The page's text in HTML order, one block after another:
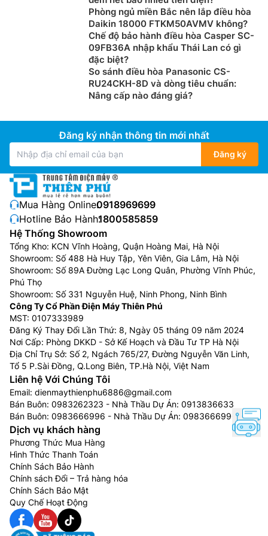
Điện Máy Thiên Phú xin gợi ý 1 số thông tin cơ bản khi
chọn mua Điều Hòa Funiki theo diện tích phòng:
Điều hòa 9.000 BTU (tương đương 1 HP hay 1
ngựa) : Phù hợp với phòng có diện tích dưới 15m2
Điều hòa 12.000 BTU (tương đương 1,5 HP hay 1,5
ngựa): Phù hợp với phòng có diện tích từ 16m2 –
20m2
Điều hòa 18.000 BTU (tương đương 2 HP hay 2
ngựa): Phù hợp với phòng có diện tích 21m2 –
30m2
Điều hòa 24.000 BTU (tương đương 2,5 HP hay
2,5 ngựa):Phù hợp với phòng có diện tích 31m2 –
40m3
Bên cạnh đó, hiện nay điều hòa, máy lạnh không chỉ
dừng lại ở chức năng làm mát hay sưởi ấm thông
thường mà còn có rất nhiều các chế độ thông minh
khác như chế độ gió thổi, chế độ hoạt động êm ái, chế
độ làm khô, hút ẩm không khí, chế độ làm lạnh nhanh,
chế độ đuổi muỗi, chế độ kiểm soát độ ẩm tránh mất
nước cho da, chế độ khử mùi kháng khuẩn, chế độ lọc
bụi… Vì thế, người dùng cũng nên lựa chọn các tính
năng phù hợp, cần thiết nhất, tránh lãng phí.
Chọn mua điều hòa theo nhu cầu sử dụng
Tùy theo nhu cầu sử dụng mà người dùng có thể chọn
Phòng ngủ miền Bắc nên lắp điều hòa
Daikin 18000 FTKM50AVMV không?
Chế độ bảo hành điều hòa Casper SC-
09FB36A nhập khẩu Thái Lan có gì
đặc biệt?
So sánh điều hòa Panasonic CS-
RU24CKH-8D và dòng tiêu chuẩn:
Nâng cấp nào đáng giá?
Đăng ký nhận thông tin mới nhất
Đăng ký
Mua Hàng Online:0918969699
Hotline Bảo Hành:1800585859
Hệ Thống Showroom
Tổng Kho: KCN Vĩnh Hoàng, Quận Hoàng Mai, Hà Nội
Showroom: Số 488 Hà Huy Tập, Yên Viên, Gia Lâm, Hà Nội
Showroom: Số 89A Đường Lạc Long Quân, Phường Vĩnh Phúc,
Phú Thọ
Showroom: Số 331 Nguyễn Huệ, Ninh Phong, Ninh Bình
Công Ty Cổ Phần Điện Máy Thiên Phú
MST: 0107333989
Đăng Ký Thay Đổi Lần Thứ: 8, Ngày 05 tháng 09 năm 2024
Nơi Cấp: Phòng DKKD - Sở Kế Hoạch và Đầu Tư TP Hà Nội
Địa Chỉ Trụ Sở: Số 2, Ngách 765/27, Đường Nguyễn Văn Linh,
Tổ 5 P.Sài Đồng, Q.Long Biên, TP.Hà Nội, Việt Nam
Liên hệ Với Chúng Tôi
Email: dienmaythienphu6886@gmail.com
Bán Buôn: 0983262323 - Nhà Thầu Dự Án: 0913836633
Bán Buôn: 0983666996 - Nhà Thầu Dự Án: 0983666996
Dịch vụ khách hàng
Phương Thức Mua Hàng
Hình Thức Thanh Toán
Chính Sách Bảo Hành
Chính sách Đổi – Trả hàng hóa
Chính Sách Bảo Mật
Quy Chế Hoạt Động